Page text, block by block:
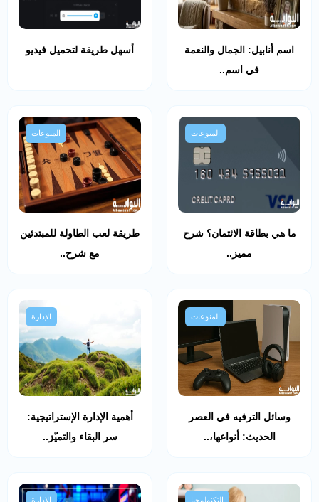
اسم أنابيل: الجمال والنعمة
في اسم..
أسهل طريقة لتحميل فيديو
المنوعات
ما هي بطاقة الائتمان؟ شرح
مميز..
المنوعات
طريقة لعب الطاولة للمبتدئين
مع شرح..
المنوعات
وسائل الترفيه في العصر
الحديث: أنواعها،..
الإدارة
أهمية الإدارة الإستراتيجية:
سر البقاء والتميّز..
التكنولوجيا الإدارة